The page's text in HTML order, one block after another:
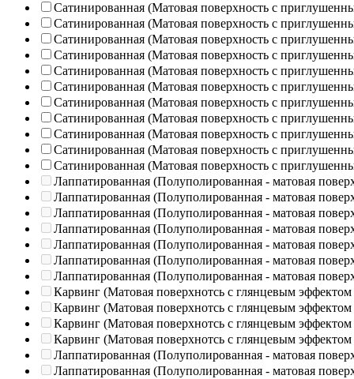
Сатинированная (Матовая поверхность с
Сатинированная (Матовая поверхность с
Сатинированная (Матовая поверхность с
Сатинированная (Матовая поверхность с
Сатинированная (Матовая поверхность с
Сатинированная (Матовая поверхность с
Сатинированная (Матовая поверхность с
Сатинированная (Матовая поверхность с
Сатинированная (Матовая поверхность с
Сатинированная (Матовая поверхность с
Сатинированная (Матовая поверхность с
Лаппатированная (Полуполированная - матовая
Лаппатированная (Полуполированная - матовая
Лаппатированная (Полуполированная - матовая
Лаппатированная (Полуполированная - матовая
Лаппатированная (Полуполированная - матовая
Лаппатированная (Полуполированная - матовая
Лаппатированная (Полуполированная - матовая
Карвинг (Матовая поверхнотсь с глянцевым эффектом
Карвинг (Матовая поверхнотсь с глянцевым эффектом
Карвинг (Матовая поверхнотсь с глянцевым эффектом
Карвинг (Матовая поверхнотсь с глянцевым эффектом
Лаппатированная (Полуполированная - матовая
Лаппатированная (Полуполированная - матовая